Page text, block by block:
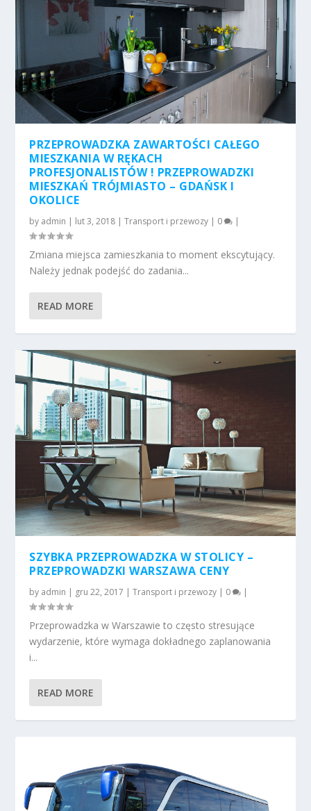
PRZEPROWADZKA ZAWARTOŚCI CAŁEGO
MIESZKANIA W RĘKACH
PROFESJONALISTÓW ! PRZEPROWADZKI
MIESZKAŃ TRÓJMIASTO – GDAŃSK I
OKOLICE
by admin | lut 3, 2018 |Transport i przewozy | 0 |
Zmiana miejsca zamieszkania to moment ekscytujący.
Należy jednak podejść do zadania...
READ MORE
SZYBKA PRZEPROWADZKA W STOLICY –
PRZEPROWADZKI WARSZAWA CENY
by admin | gru 22, 2017 |Transport i przewozy | 0 |
Przeprowadzka w Warszawie to często stresujące
wydarzenie, które wymaga dokładnego zaplanowania
i...
READ MORE